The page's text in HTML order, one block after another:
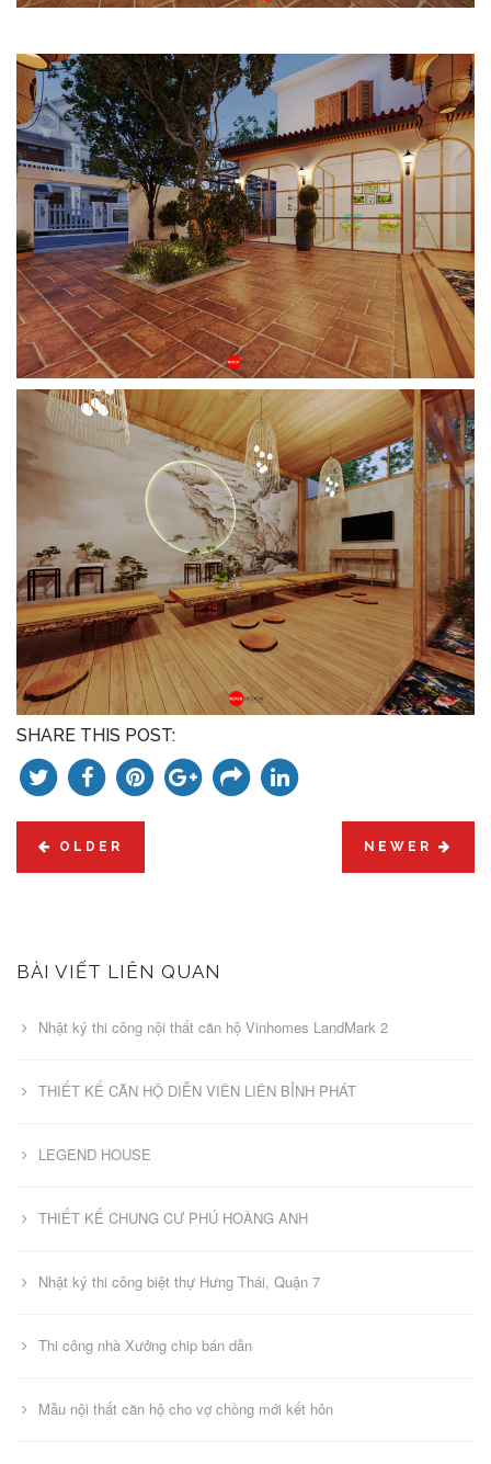
SHARE THIS POST:
OLDER NEWER
BÀI VIẾT LIÊN QUAN
Nhật ký thi công nội thất căn hộ Vinhomes LandMark 2
THIẾT KẾ CĂN HỘ DIỄN VIÊN LIÊN BỈNH PHÁT
LEGEND HOUSE
THIẾT KẾ CHUNG CƯ PHÚ HOÀNG ANH
Nhật ký thi công biệt thự Hưng Thái, Quận 7
Thi công nhà Xưởng chip bán dẫn
Mẫu nội thất căn hộ cho vợ chồng mới kết hôn